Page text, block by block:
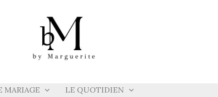
MARIAGE LE QUOTIDIEN